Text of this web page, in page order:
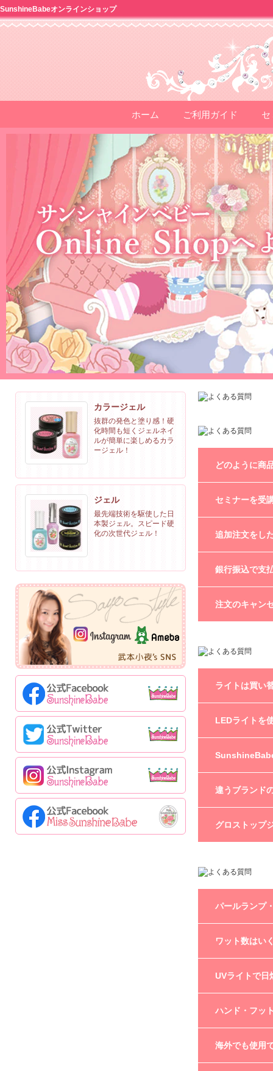
SunshineBabeオンラインショップ
ホーム ご利用ガイド セ
カラージェル
抜群の発色と塗り感！硬
化時間も短くジェルネイ
ルが簡単に楽しめるカラ
ージェル！
ジェル
最先端技術を駆使した日
本製ジェル。スピード硬
化の次世代ジェル！
どのように商
商品の注文はオ
セミナーを受
セミナーを受講
また、一般の方
定価の約
追加注文をし
追加注文をされ
追加分は
FAXやメールで
※オンラインシ
銀行振込で支
オンラインシ
ので ご注意くだ
注文のキャン
連絡下さい。 発
発生し、別途請
ライトは買い
従来ご使用いた
LEDライトを
SunshineBabe
ただし、
ので、ご使用に
はい。ご使用頂
違うブランド
ジェル同士は混
グロストップ
厚みを出す場合
クリスタルトッ
パールランプ
パールランプは
ジュエリーラン
ワット数はい
パールランプ
ジュエリーラン
どのライトも
UVライトで日
弊社パールラ
ただし、個人差
また、体質等に
ハンド・フッ
どちらにもご使
尚、パールラン
海外でも使用